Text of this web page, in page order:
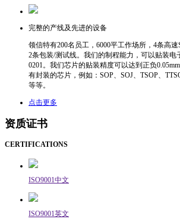
完整的产线及先进的设备
领信特有200名员工，6000平工作场所，4条高速
2条包装/测试线。我们的制程能力，可以贴装电
0201。我们芯片的贴装精度可以达到正负
有封装的芯片，例如：SOP、SOJ、TSOP、
等等。
点击更多
资质证书
CERTIFICATIONS
ISO9001中文
ISO9001英文